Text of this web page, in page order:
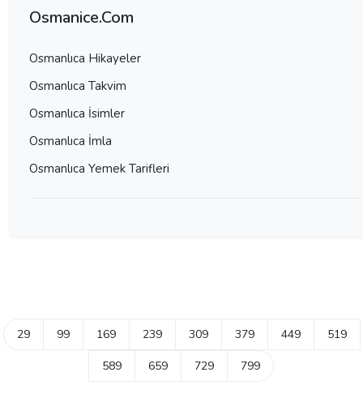
Osmanice.Com
Osmanlıca Hikayeler
Osmanlıca Takvim
Osmanlıca İsimler
Osmanlıca İmla
Osmanlıca Yemek Tarifleri
29 99 169 239 309 379 449 519
589 659 729 799